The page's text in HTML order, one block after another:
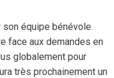
équipe bénévole.
face aux demandes en
globalement pour
très prochainement un